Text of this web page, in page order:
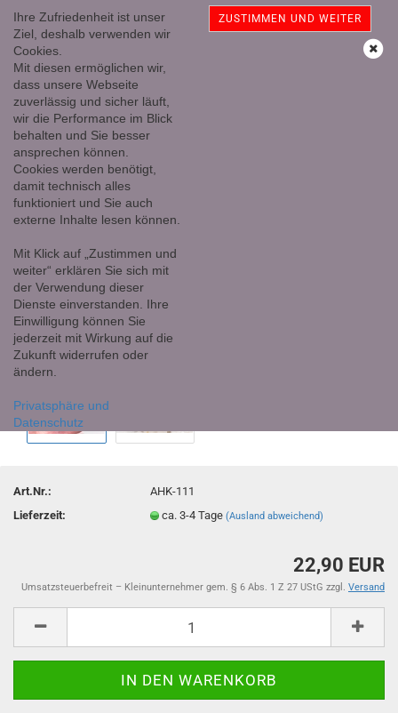
Ihre Zufriedenheit ist unser
Ziel, deshalb verwenden wir
Cookies.
Mit diesen ermöglichen wir,
dass unsere Webseite
zuverlässig und sicher läuft,
wir die Performance im Blick
behalten und Sie besser
ansprechen können.
Cookies werden benötigt,
damit technisch alles
funktioniert und Sie auch
externe Inhalte lesen können.
Mit Klick auf „Zustimmen und
weiter“ erklären Sie sich mit
der Verwendung dieser
Dienste einverstanden. Ihre
Einwilligung können Sie
jederzeit mit Wirkung auf die
Zukunft widerrufen oder
ändern.
Privatsphäre und
Datenschutz
ZUSTIMMEN UND WEITER
Amethyst- Herz klein, Nr. 1
Art.Nr.:
AHK-111
Lieferzeit:
ca. 3-4 Tage(Ausland abweichend)
22,90 EUR
Umsatzsteuerbefreit – Kleinunternehmer gem. § 6 Abs. 1 Z 27 UStG zzgl. Versand